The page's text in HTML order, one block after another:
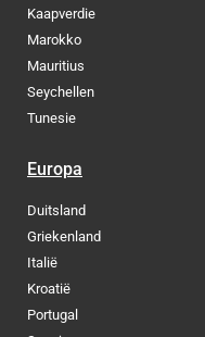
Kaapverdie
Marokko
Mauritius
Seychellen
Tunesie
Europa
Duitsland
Griekenland
Italië
Kroatië
Portugal